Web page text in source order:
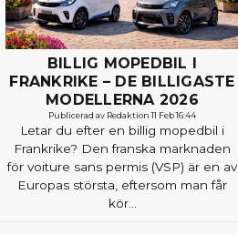
BILLIG MOPEDBIL I
FRANKRIKE – DE BILLIGASTE
MODELLERNA 2026
Publicerad av Redaktion 11 Feb 16:44
Letar du efter en billig mopedbil i
Frankrike? Den franska marknaden
för voiture sans permis (VSP) är en av
Europas största, eftersom man får
kör...